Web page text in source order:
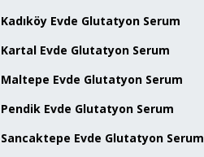
Kadıköy Evde Glutatyon Serum
Kartal Evde Glutatyon Serum
Maltepe Evde Glutatyon Serum
Pendik Evde Glutatyon Serum
Sancaktepe Evde Glutatyon Serum